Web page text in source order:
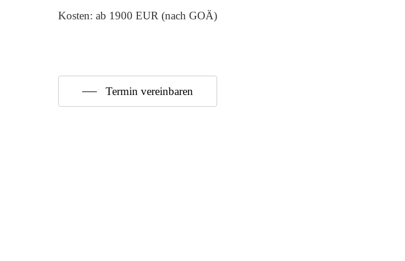
Kosten: ab 1900 EUR (nach GOÄ)
Termin vereinbaren